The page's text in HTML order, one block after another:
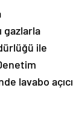
gazlarla
ile
lavabo açıcı